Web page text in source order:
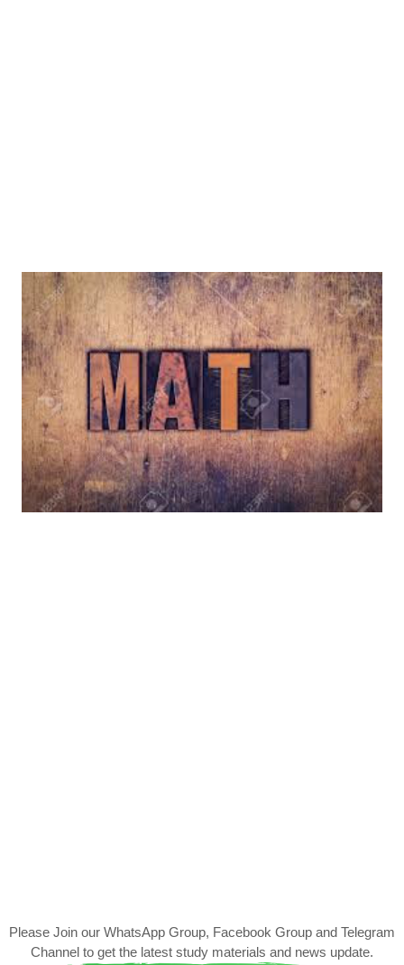
Please Join our WhatsApp Group, Facebook Group and Telegram
Channel to get the latest study materials and news update.